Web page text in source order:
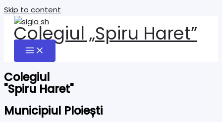
Skip to content
Colegiul „Spiru Haret”
Colegiul
"Spiru Haret"
Municipiul Ploiești